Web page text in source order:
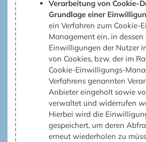
Verarbeitung von Cookie-
Grundlage einer
ein Verfahren zum Cookie-
Management ein, in
Einwilligungen der Nutzer
von Cookies, bzw. der im
Cookie-Einwilligungs-
Verfahrens genannten
Anbieter eingeholt sowie
verwaltet und widerrufen
Hierbei wird die
gespeichert, um deren
erneut wiederholen zu